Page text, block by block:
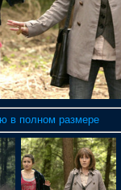
в полном размере